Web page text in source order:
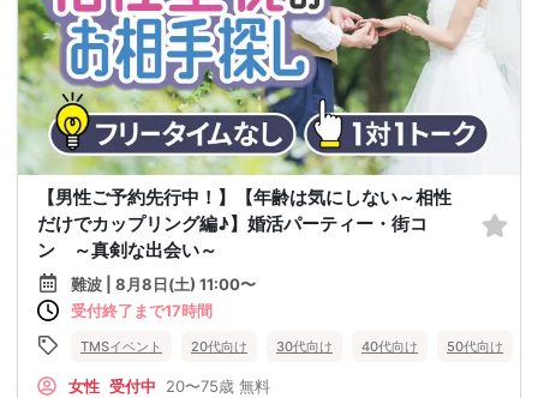
【男性ご予約先行中！】【年齢は気にしない～相性
だけでカップリング編♪】婚活パーティー・街コ
ン ～真剣な出会い～
難波 | 8月8日(土) 11:00〜
受付終了まで17時間
TMSイベント 20代向け 30代向け 40代向け 50代向け
女性 受付中 20〜75歳 無料